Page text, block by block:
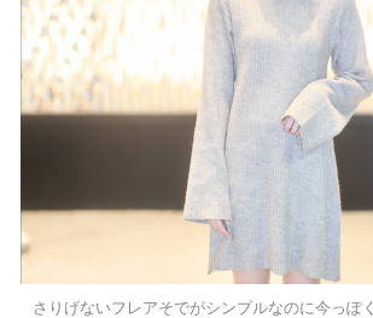
さりげないフレアそでがシンプルなのに今っぽく